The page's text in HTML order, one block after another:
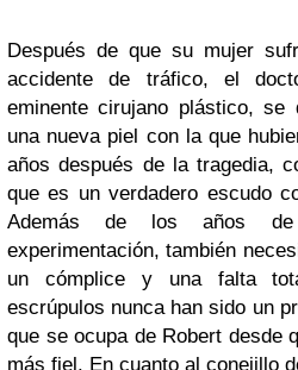
Después de que su mujer
accidente de tráfico, el
eminente cirujano plástico,
una nueva piel con la que
años después de la tragedia,
que es un verdadero escudo
Además de los años
experimentación, también
un cómplice y una falta
escrúpulos nunca han sido un
que se ocupa de Robert desde
más fiel. En cuanto al conejillo